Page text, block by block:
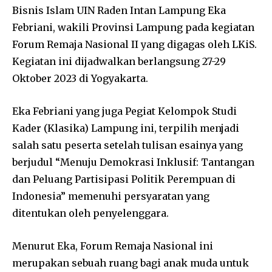
Bisnis Islam UIN Raden Intan Lampung Eka
Febriani, wakili Provinsi Lampung pada kegiatan
Forum Remaja Nasional II yang digagas oleh LKiS.
Kegiatan ini dijadwalkan berlangsung 27-29
Oktober 2023 di Yogyakarta.
Eka Febriani yang juga Pegiat Kelompok Studi
Kader (Klasika) Lampung ini, terpilih menjadi
salah satu peserta setelah tulisan esainya yang
berjudul “Menuju Demokrasi Inklusif: Tantangan
dan Peluang Partisipasi Politik Perempuan di
Indonesia” memenuhi persyaratan yang
ditentukan oleh penyelenggara.
Menurut Eka, Forum Remaja Nasional ini
merupakan sebuah ruang bagi anak muda untuk